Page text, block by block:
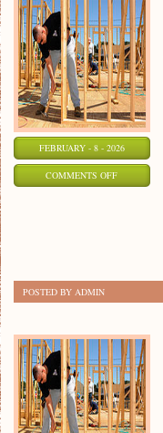
FEBRUARY - 8 - 2026
COMMENTS OFFON
POSTED BY ADMIN